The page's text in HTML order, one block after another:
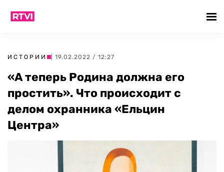
ИСТОРИИ | 19.02.2022 / 12:27
«А теперь Родина должна его
простить». Что происходит с
делом охранника «Ельцин
Центра»